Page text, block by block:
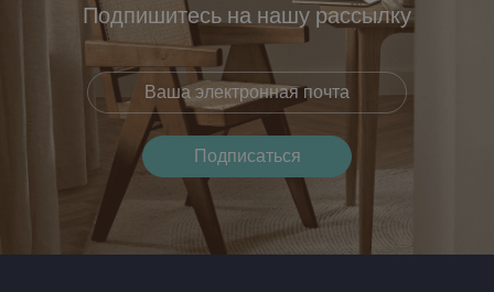
Подпишитесь на нашу рассылку